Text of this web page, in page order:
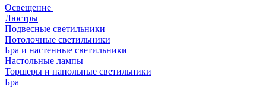
Освещение
Люстры
Подвесные светильники
Потолочные светильники
Бра и настенные светильники
Настольные лампы
Торшеры и напольные светильники
Бра